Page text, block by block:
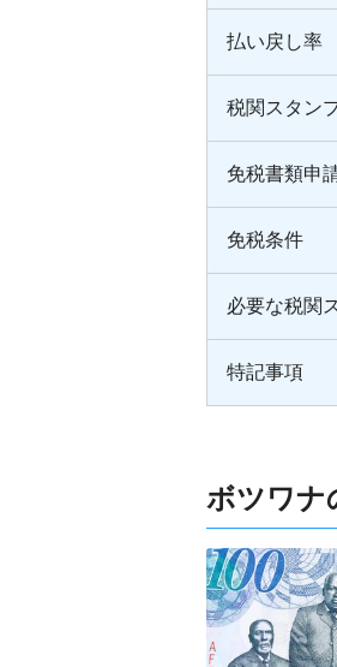
払い戻し率
税関スタン
免税書類申
免税条件
必要な税関
特記事項
ボツワナ